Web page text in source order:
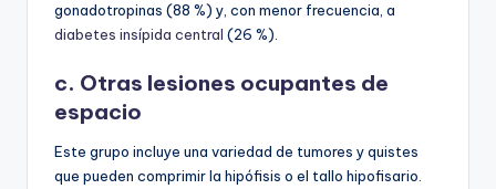
gonadotropinas (88 %) y, con menor frecuencia, a
diabetes insípida central (26 %).
c. Otras lesiones ocupantes de
espacio
Este grupo incluye una variedad de tumores y quistes
que pueden comprimir la hipófisis o el tallo hipofisario.